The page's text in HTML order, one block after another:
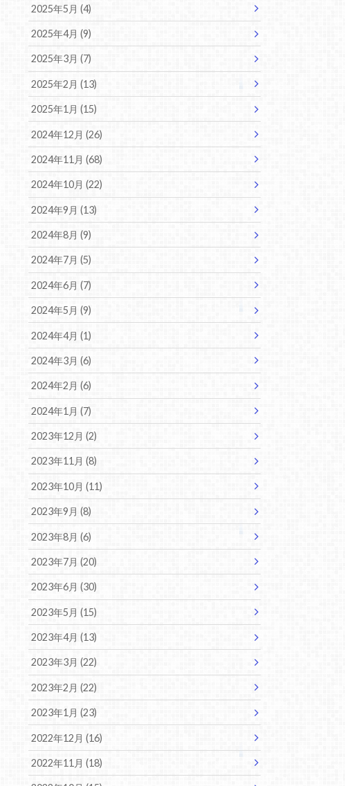
2025年5月 (4)
2025年4月 (9)
2025年3月 (7)
2025年2月 (13)
2025年1月 (15)
2024年12月 (26)
2024年11月 (68)
2024年10月 (22)
2024年9月 (13)
2024年8月 (9)
2024年7月 (5)
2024年6月 (7)
2024年5月 (9)
2024年4月 (1)
2024年3月 (6)
2024年2月 (6)
2024年1月 (7)
2023年12月 (2)
2023年11月 (8)
2023年10月 (11)
2023年9月 (8)
2023年8月 (6)
2023年7月 (20)
2023年6月 (30)
2023年5月 (15)
2023年4月 (13)
2023年3月 (22)
2023年2月 (22)
2023年1月 (23)
2022年12月 (16)
2022年11月 (18)